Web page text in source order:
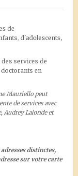
de
d'adolescents,
services de
en
Mauriello peut
de services avec
Audrey Lalonde et
distinctes,
sur votre carte